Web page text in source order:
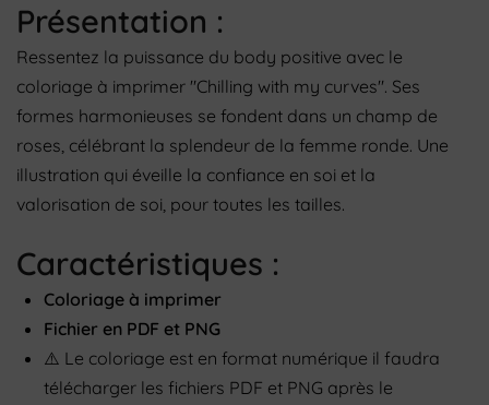
Présentation :
Ressentez la puissance du body positive avec le
coloriage à imprimer "Chilling with my curves". Ses
formes harmonieuses se fondent dans un champ de
roses, célébrant la splendeur de la femme ronde. Une
illustration qui éveille la confiance en soi et la
valorisation de soi, pour toutes les tailles.
Caractéristiques :
Coloriage à imprimer
Fichier en PDF et PNG
⚠️ Le coloriage est en format numérique il faudra
télécharger les fichiers PDF et PNG après le